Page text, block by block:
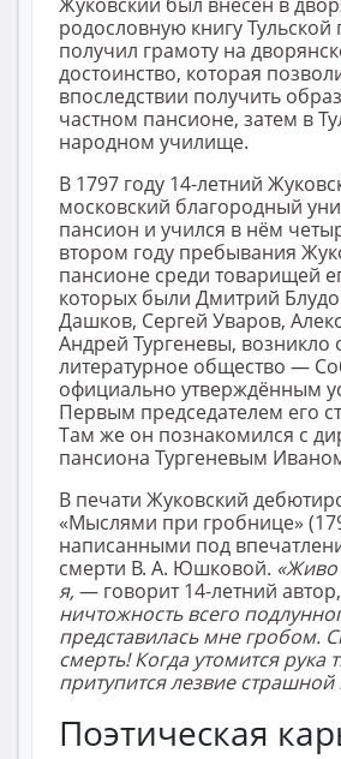
родословную книгу Тульской
получил грамоту на
достоинство, которая
впоследствии получить
частном пансионе, затем в
народном училище.
В 1797 году 14-летний
московский благородный
пансион и учился в нём
втором году пребывания
пансионе среди товарищей
которых были Дмитрий
Дашков, Сергей Уваров,
Андрей Тургеневы, возникло
литературное общество —
официально утверждённым
Первым председателем его
Там же он познакомился с
пансиона Тургеневым
В печати Жуковский
«Мыслями при гробнице»
написанными под
смерти В. А. Юшковой. «Живо
я, — говорит 14-летний
ничтожность всего
представилась мне гробом.
смерть! Когда утомится рука
притупится лезвие страшной
Поэтическая